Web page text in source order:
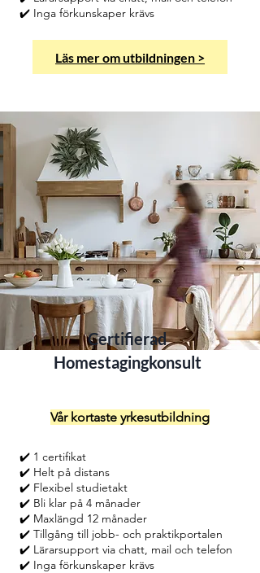
✔️ Inga förkunskaper krävs
Läs mer om utbildningen >
Certifierad
Homestagingkonsult
Vår kortaste yrkesutbildning
✔️ 1 certifikat
✔️ Helt på distans
✔️ Flexibel studietakt
✔️ Bli klar på 4 månader
✔️ Maxlängd 12 månader
✔️ Tillgång till jobb- och praktikportalen
✔️ Lärarsupport via chatt, mail och telefon
✔️ Inga förkunskaper krävs